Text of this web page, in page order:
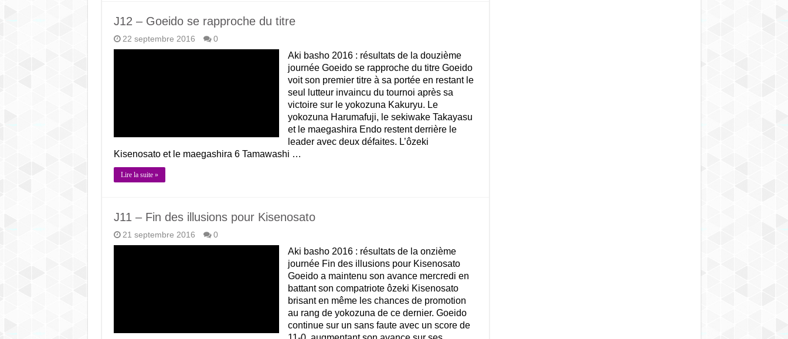
J12 – Goeido se rapproche du titre
22 septembre 2016 0
Aki basho 2016 : résultats de la douzième
journée Goeido se rapproche du titre Goeido
voit son premier titre à sa portée en restant le
seul lutteur invaincu du tournoi après sa
victoire sur le yokozuna Kakuryu. Le
yokozuna Harumafuji, le sekiwake Takayasu
et le maegashira Endo restent derrière le
leader avec deux défaites. L’ôzeki
Kisenosato et le maegashira 6 Tamawashi …
Lire la suite »
J11 – Fin des illusions pour Kisenosato
21 septembre 2016 0
Aki basho 2016 : résultats de la onzième
journée Fin des illusions pour Kisenosato
Goeido a maintenu son avance mercredi en
battant son compatriote ôzeki Kisenosato
brisant en même les chances de promotion
au rang de yokozuna de ce dernier. Goeido
continue sur un sans faute avec un score de